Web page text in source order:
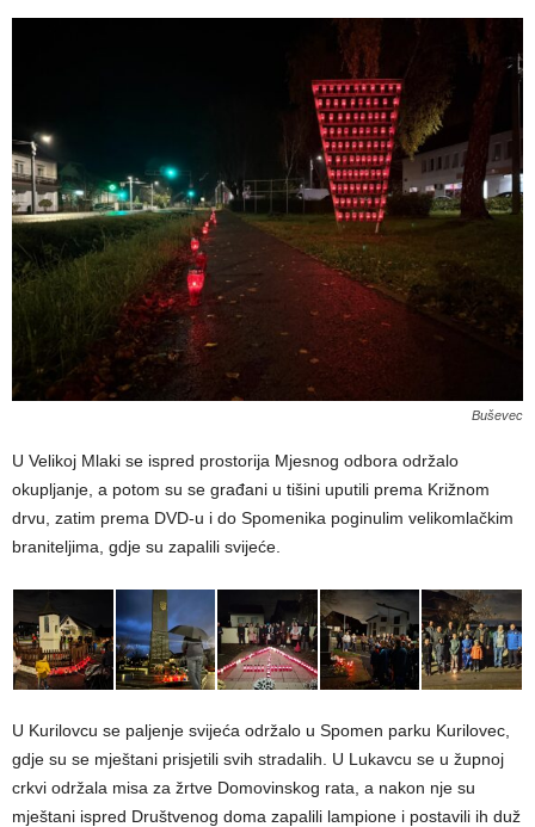
Buševec
U Velikoj Mlaki se ispred prostorija Mjesnog odbora održalo
okupljanje, a potom su se građani u tišini uputili prema Križnom
drvu, zatim prema DVD-u i do Spomenika poginulim velikomlačkim
braniteljima, gdje su zapalili svijeće.
U Kurilovcu se paljenje svijeća održalo u Spomen parku Kurilovec,
gdje su se mještani prisjetili svih stradalih. U Lukavcu se u župnoj
crkvi održala misa za žrtve Domovinskog rata, a nakon nje su
mještani ispred Društvenog doma zapalili lampione i postavili ih duž